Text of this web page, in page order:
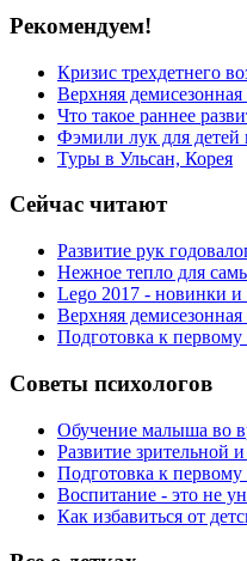
Рекомендуем!
Кризис трехдетнего
Верхняя
Что такое раннее
Фэмили лук для детей
Туры в Ульсан, Корея
Сейчас читают
Развитие рук
Нежное тепло для
Lego 2017 - новинки
Верхняя
Подготовка к первому
Советы психологов
Обучение малыша во
Развитие зрительной
Подготовка к первому
Воспитание - это не
Как избавиться от